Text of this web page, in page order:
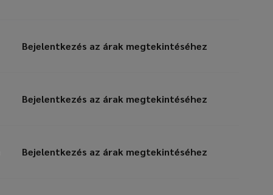
Bejelentkezés az árak megtekintéséhez
Bejelentkezés az árak megtekintéséhez
Bejelentkezés az árak megtekintéséhez